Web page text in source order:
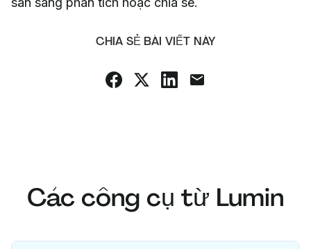
CHIA SẺ BÀI VIẾT NÀY
Các công cụ từ Lumin